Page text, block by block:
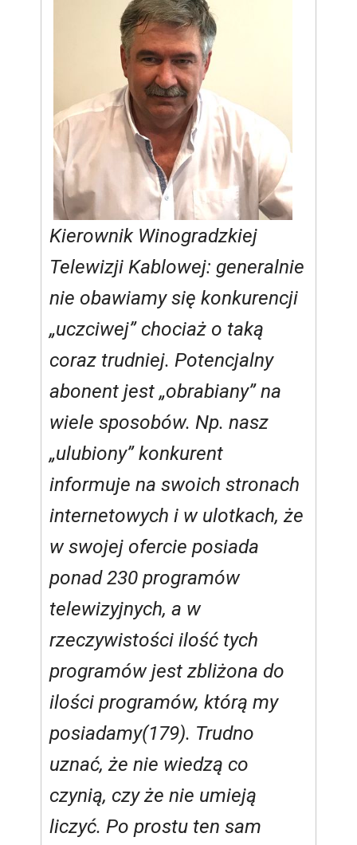
Kierownik Winogradzkiej
Telewizji Kablowej: generalnie
nie obawiamy się konkurencji
„uczciwej” chociaż o taką
coraz trudniej. Potencjalny
abonent jest „obrabiany” na
wiele sposobów. Np. nasz
„ulubiony” konkurent
informuje na swoich stronach
internetowych i w ulotkach, że
w swojej ofercie posiada
ponad 230 programów
telewizyjnych, a w
rzeczywistości ilość tych
programów jest zbliżona do
ilości programów, którą my
posiadamy(179). Trudno
uznać, że nie wiedzą co
czynią, czy że nie umieją
liczyć. Po prostu ten sam